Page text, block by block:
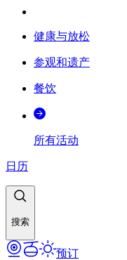
健康与放松
参观和遗产
餐饮
所有活动
日历
搜索
预订